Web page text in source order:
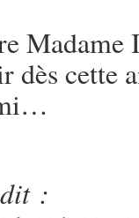
Madame
dès cette
dit :